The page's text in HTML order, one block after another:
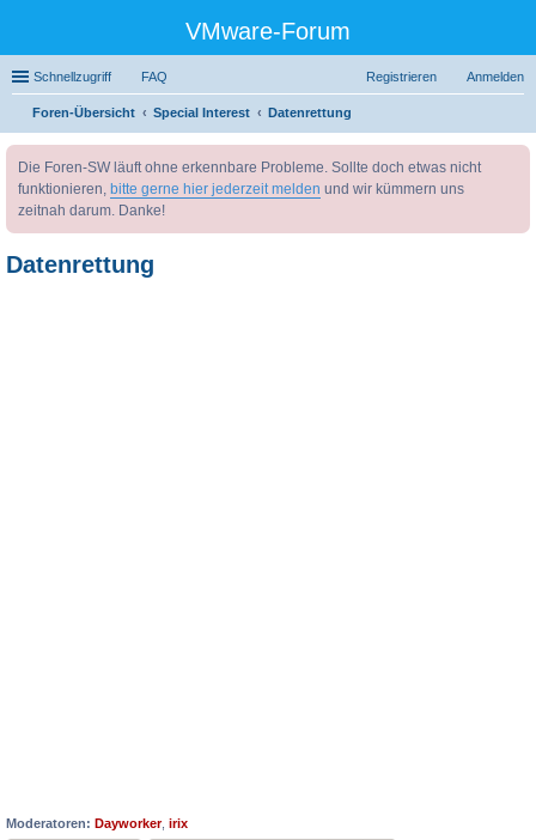
VMware-Forum
Schnellzugriff FAQ Anmelden
Registrieren
Foren-Übersicht Special Interest
Datenrettung
Die Foren-SW läuft ohne erkennbare Probleme. Sollte doch etwas nicht
funktionieren, bitte gerne hier jederzeit melden und wir kümmern uns
zeitnah darum. Danke!
Datenrettung
Moderatoren: Dayworker, irix